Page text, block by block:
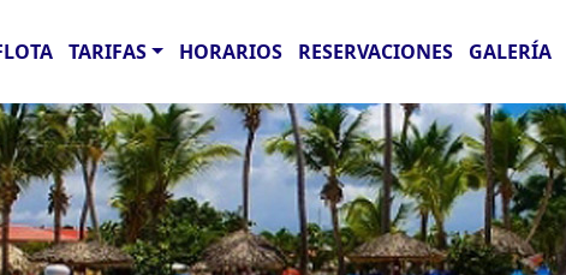
TARIFAS HORARIOS RESERVACIONES GALERÍA